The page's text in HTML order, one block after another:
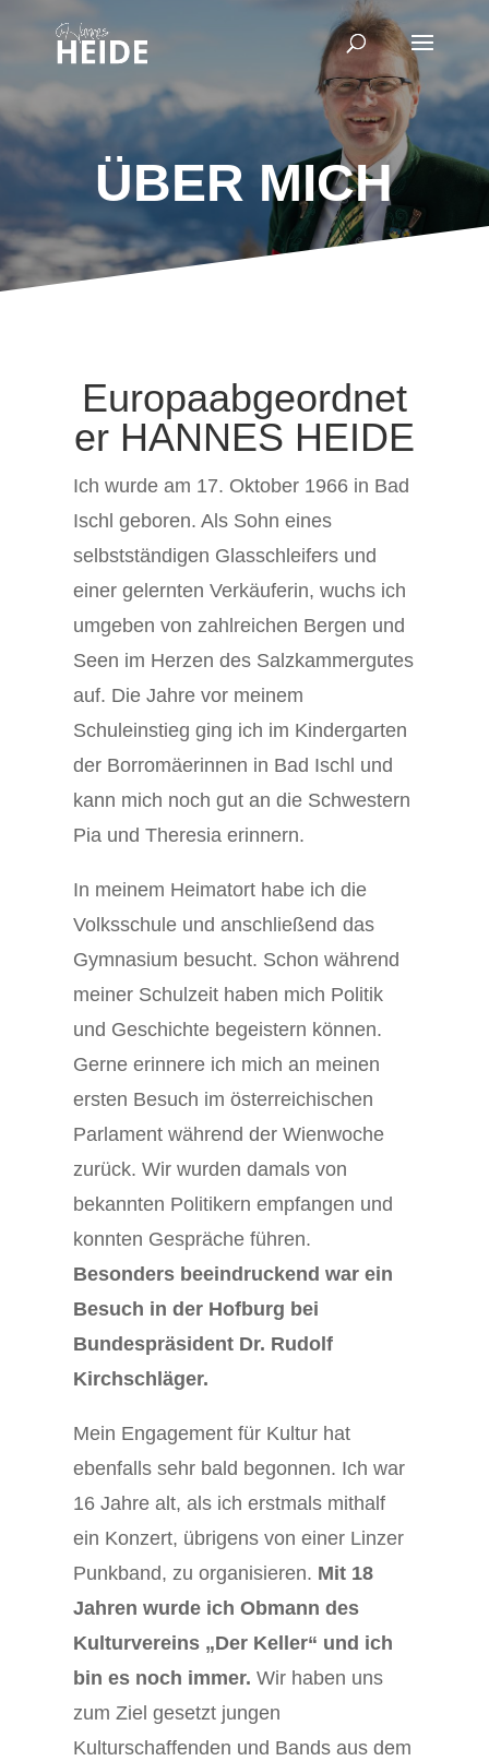
ÜBER MICH
Europaabgeordnet
er HANNES HEIDE
Ich wurde am 17. Oktober 1966 in Bad
Ischl geboren. Als Sohn eines
selbstständigen Glasschleifers und
einer gelernten Verkäuferin, wuchs ich
umgeben von zahlreichen Bergen und
Seen im Herzen des Salzkammergutes
auf. Die Jahre vor meinem
Schuleinstieg ging ich im Kindergarten
der Borromäerinnen in Bad Ischl und
kann mich noch gut an die Schwestern
Pia und Theresia erinnern.
In meinem Heimatort habe ich die
Volksschule und anschließend das
Gymnasium besucht. Schon während
meiner Schulzeit haben mich Politik
und Geschichte begeistern können.
Gerne erinnere ich mich an meinen
ersten Besuch im österreichischen
Parlament während der Wienwoche
zurück. Wir wurden damals von
bekannten Politikern empfangen und
konnten Gespräche führen.
Besonders beeindruckend war ein
Besuch in der Hofburg bei
Bundespräsident Dr. Rudolf
Kirchschläger.
Mein Engagement für Kultur hat
ebenfalls sehr bald begonnen. Ich war
16 Jahre alt, als ich erstmals mithalf
ein Konzert, übrigens von einer Linzer
Punkband, zu organisieren. Mit 18
Jahren wurde ich Obmann des
Kulturvereins „Der Keller“ und ich
bin es noch immer. Wir haben uns
zum Ziel gesetzt jungen
Kulturschaffenden und Bands aus dem